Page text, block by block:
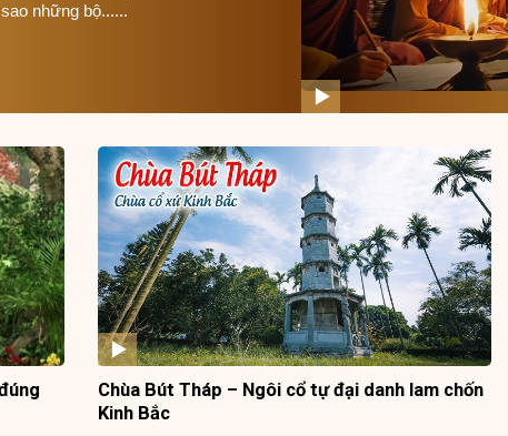
những bộ......
Chùa Bút Tháp – Ngôi cổ tự đại danh lam chốn
Kinh Bắc